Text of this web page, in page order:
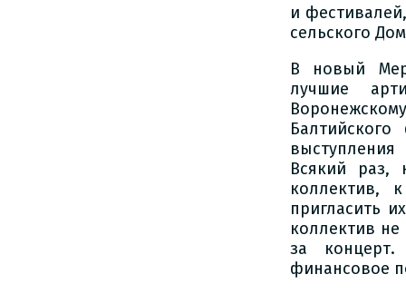
и
сельского
В новый
лучшие
выступления
Всякий раз,
коллектив,
пригласить
коллектив не
за
финансовое